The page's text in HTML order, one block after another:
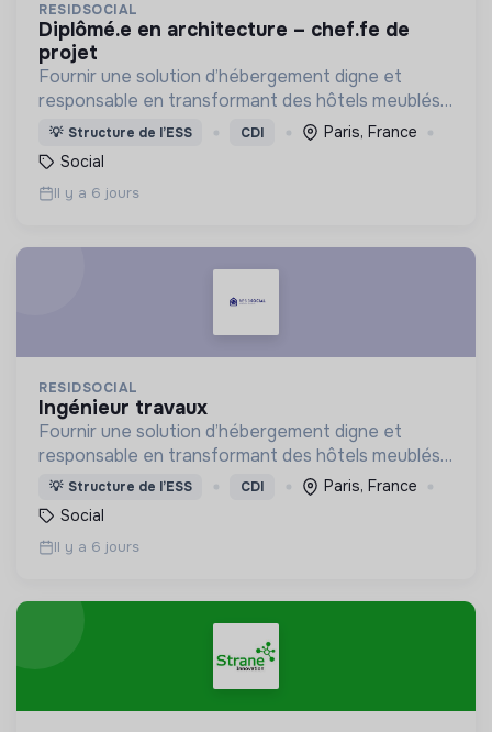
RESIDSOCIAL
diplômé.e en architecture – chef.fe de
projet
Fournir une solution d’hébergement digne et
responsable en transformant des hôtels meublés
pour les adapter à l'accueil de familles en situation
de précarité.
💡 Structure de l’ESS CDI
Paris, France
Social
Il y a 6 jours
RESIDSOCIAL
ingénieur travaux
Fournir une solution d’hébergement digne et
responsable en transformant des hôtels meublés
pour les adapter à l'accueil de familles en situation
de précarité.
💡 Structure de l’ESS CDI
Paris, France
Social
Il y a 6 jours